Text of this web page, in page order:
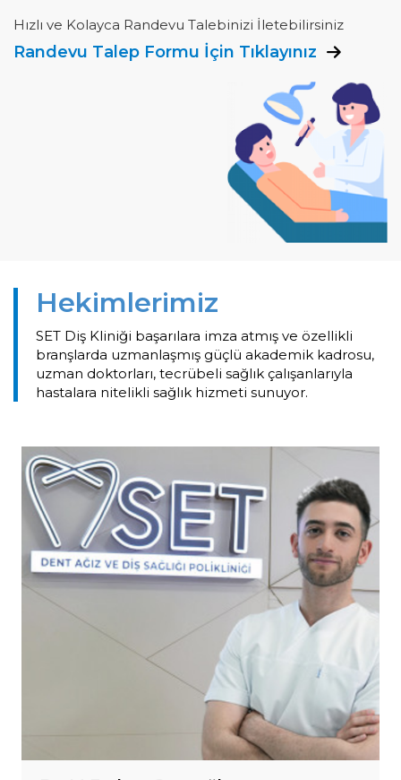
Hızlı ve Kolayca Randevu Talebinizi İletebilirsiniz
Randevu Talep Formu İçin Tıklayınız
Hekimlerimiz
SET Diş Kliniği başarılara imza atmış ve özellikli
branşlarda uzmanlaşmış güçlü akademik kadrosu,
uzman doktorları, tecrübeli sağlık çalışanlarıyla
hastalara nitelikli sağlık hizmeti sunuyor.